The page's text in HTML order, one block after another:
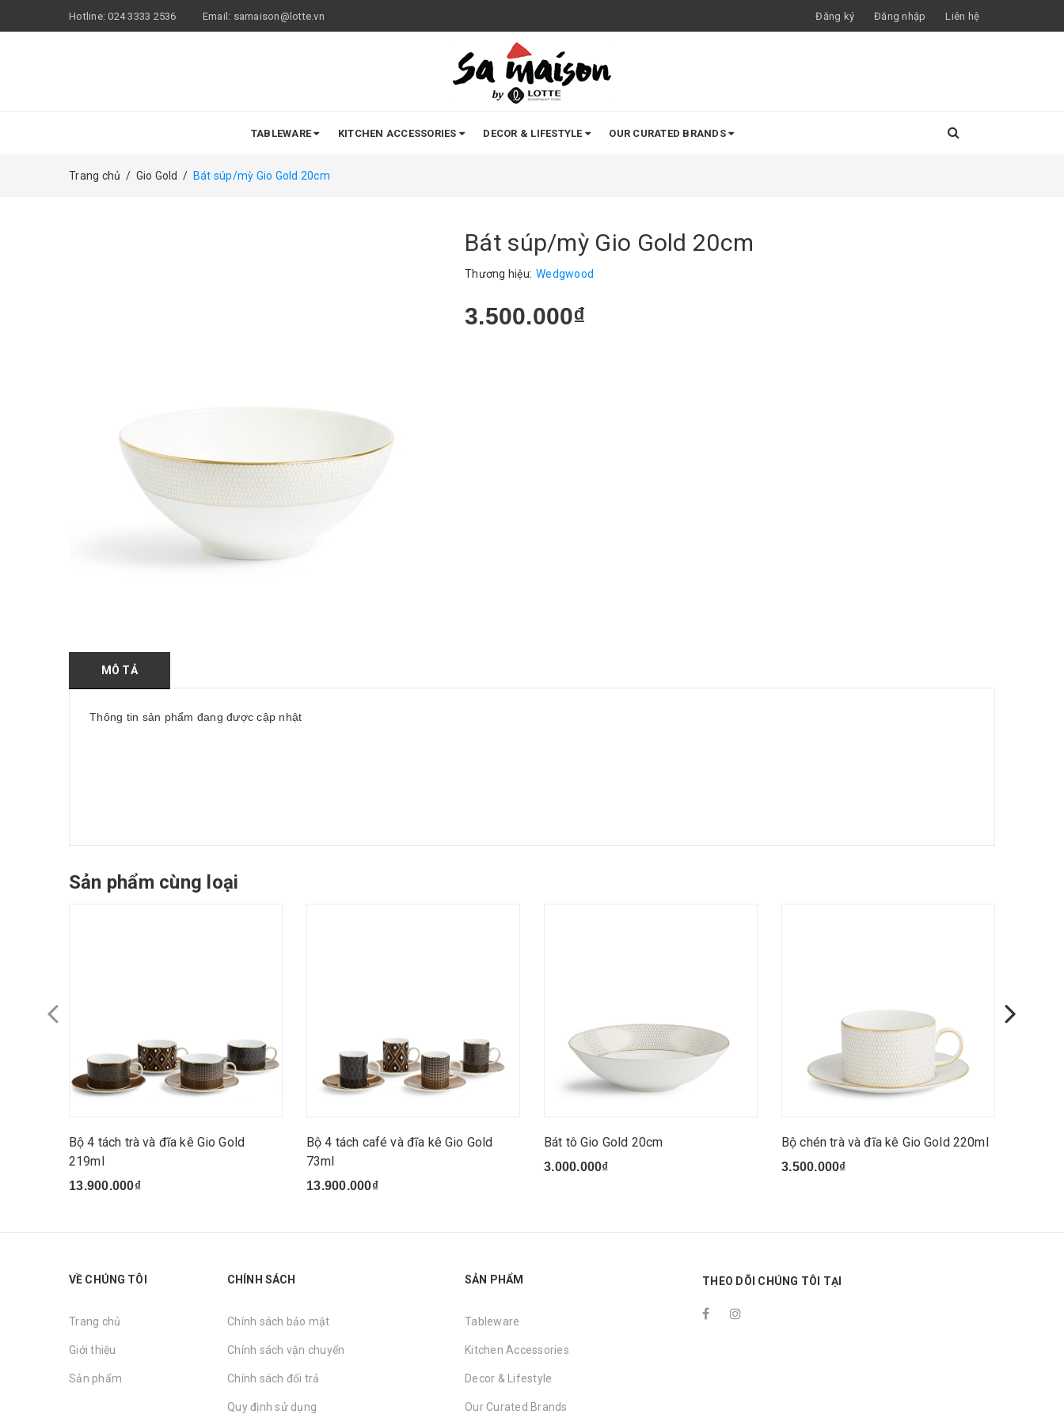
Hotline:024 3333 2536 Email: samaison@lotte.vn Đăng ký Đăng nhập Liên hệ
TABLEWARE KITCHEN ACCESSORIES DECOR & LIFESTYLE OUR CURATED BRANDS
Trang chủ / Gio Gold / Bát súp/mỳ Gio Gold 20cm
Bát súp/mỳ Gio Gold 20cm
Thương hiệu: Wedgwood
3.500.000₫
MÔ TẢ
Thông tin sản phẩm đang được cập nhật
Sản phẩm cùng loại
Bộ 4 tách trà và đĩa kê Gio Gold
219ml
13.900.000₫
Bộ 4 tách café và đĩa kê Gio Gold
73ml
13.900.000₫
Bát tô Gio Gold 20cm
3.000.000₫
Bộ chén trà và đĩa kê Gio Gold 220ml
3.500.000₫
VỀ CHÚNG TÔI
Trang chủ
Giới thiệu
Sản phẩm
CHÍNH SÁCH
Chính sách bảo mật
Chính sách vận chuyển
Chính sách đổi trả
Quy định sử dụng
SẢN PHẨM
Tableware
Kitchen Accessories
Decor & Lifestyle
Our Curated Brands
THEO DÕI CHÚNG TÔI TẠI